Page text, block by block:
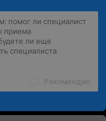
Рекомендую